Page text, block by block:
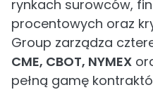
rynkach surowców,
procentowych oraz
Group zarządza
CME, CBOT, NYMEX
pełną gamę